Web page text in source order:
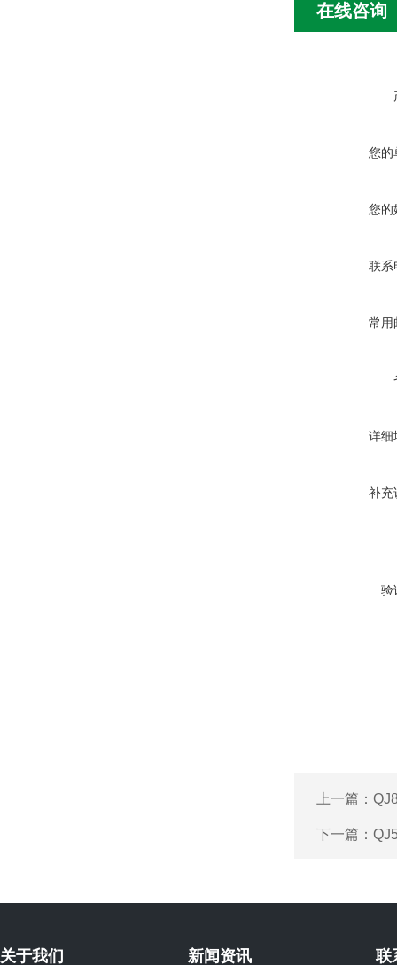
在线咨询
您的
您的
联系
常用
详细
补充
验
上一篇：
下一篇：
关于我们 新闻资讯 联